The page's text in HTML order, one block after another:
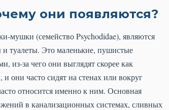
они появляются?
мушки (семейство Psychodidae), являются
туалеты. Это маленькие, пушистые
за чего они выглядят скорее как
часто сидят на стенах или вокруг
относится именно к ним. Основная
в канализационных системах, сливных